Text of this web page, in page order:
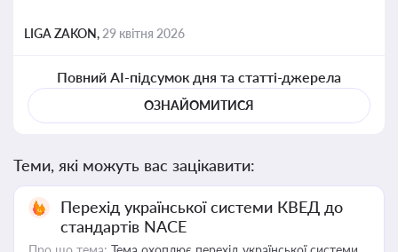
LIGA ZAKON, 29 квітня 2026
Повний AI-підсумок дня та статті-джерела
ОЗНАЙОМИТИСЯ
Теми, які можуть вас зацікавити:
Перехід української системи КВЕД до
стандартів NACE